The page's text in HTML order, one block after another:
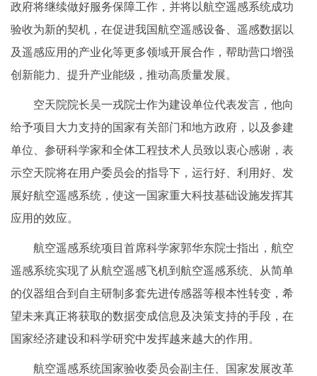
政府将继续做好服务保障工作，并将以航空遥感系统成功
验收为新的契机，在促进我国航空遥感设备、遥感数据以
及遥感应用的产业化等更多领域开展合作，帮助营口增强
创新能力、提升产业能级，推动高质量发展。
空天院院长吴一戎院士作为建设单位代表发言，他向
给予项目大力支持的国家有关部门和地方政府，以及参建
单位、参研科学家和全体工程技术人员致以衷心感谢，表
示空天院将在用户委员会的指导下，运行好、利用好、发
展好航空遥感系统，使这一国家重大科技基础设施发挥其
应用的效应。
航空遥感系统项目首席科学家郭华东院士指出，航空
遥感系统实现了从航空遥感飞机到航空遥感系统、从简单
的仪器组合到自主研制多套先进传感器等根本性转变，希
望未来真正将获取的数据变成信息及决策支持的手段，在
国家经济建设和科学研究中发挥越来越大的作用。
航空遥感系统国家验收委员会副主任、国家发展改革